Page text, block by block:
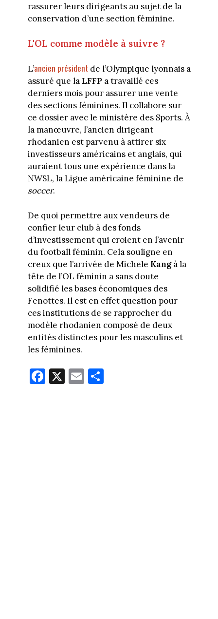
rassurer leurs dirigeants au sujet de la
conservation d’une section féminine.
L'OL comme modèle à suivre ?
L’ancien président de l’Olympique lyonnais a
assuré que la LFFPa travaillé ces
derniers mois pour assurer une vente
des sections féminines. Il collabore sur
ce dossier avec le ministère des Sports. À
la manœuvre, l’ancien dirigeant
rhodanien est parvenu à attirer six
investisseurs américains et anglais, qui
auraient tous une expérience dans la
NWSL, la Ligue américaine féminine de
soccer.
De quoi permettre aux vendeurs de
confier leur club à des fonds
d’investissement qui croient en l’avenir
du football féminin. Cela souligne en
creux que l’arrivée de Michele Kangà la
tête de l’OL féminin a sans doute
solidifié les bases économiques des
Fenottes. Il est en effet question pour
ces institutions de se rapprocher du
modèle rhodanien composé de deux
entités distinctes pour les masculins et
les féminines.
Fa
ce
X E
m
Pa